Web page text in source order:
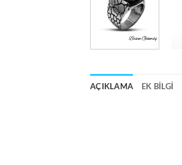
AÇIKLAMA EK BILGI